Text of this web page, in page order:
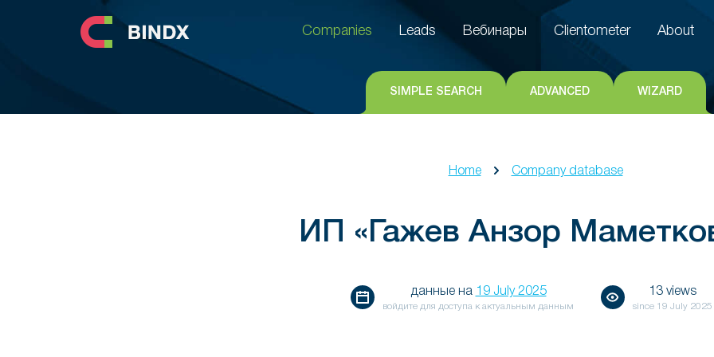
Clientometer
Companies
Leads Вебинары Clientometer About
SIMPLE SEARCH ADVANCED WIZARD
Home Company database
ИП «Гажев Анзор
данные на 19 July 2025
войдите для доступа к актуальным данным
13 views
since 19 July 2025